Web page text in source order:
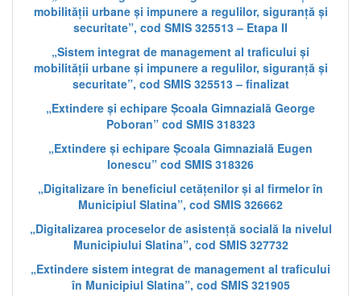
mobilității urbane și impunere a regulilor, siguranță și
securitate”, cod SMIS 325513 – Etapa II
„Sistem integrat de management al traficului și
mobilității urbane și impunere a regulilor, siguranță și
securitate”, cod SMIS 325513 – finalizat
„Extindere și echipare Școala Gimnazială George
Poboran” cod SMIS 318323
„Extindere și echipare Școala Gimnazială Eugen
Ionescu” cod SMIS 318326
„Digitalizare în beneficiul cetățenilor și al firmelor în
Municipiul Slatina”, cod SMIS 326662
„Digitalizarea proceselor de asistență socială la nivelul
Municipiului Slatina”, cod SMIS 327732
„Extindere sistem integrat de management al traficului
în Municipiul Slatina”, cod SMIS 321905